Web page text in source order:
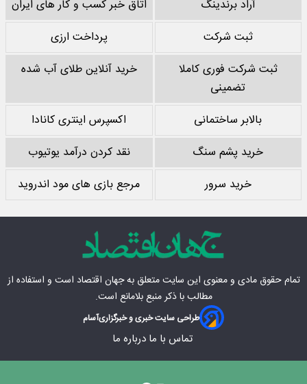
آراد برندینگ
اتاق خبر کسب و کار های ایران
ثبت شرکت
پرداخت ارزی
ثبت شرکت فوری کاملا
تضمینی
خرید آنلاین طلای آب شده
بالابر ساختمانی
اکسپرس اینتری کانادا
خرید پشم سنگ
نقد کردن درآمد یوتیوب
خرید سرور
مرجع بازی های مود اندروید
تمام حقوق مادی‌ و معنوی این سایت متعلق بهجهان اقتصاد است و استفاده از
مطالب با ذکر منبع بلامانع است.
طراحی سایت خبری و خبرگزاریآسام
تماس با ما درباره ما